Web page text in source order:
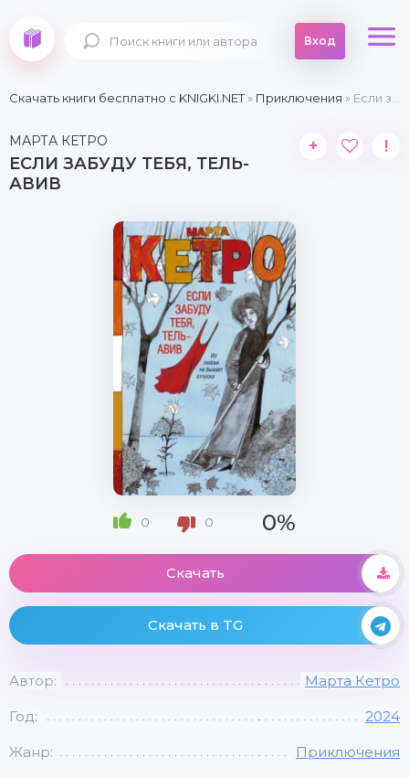
Вход
Скачать книги бесплатно c KNIGKI.NET» Приключения » Если забуду тебя, Тель-Авив
МАРТА КЕТРО
ЕСЛИ ЗАБУДУ ТЕБЯ, ТЕЛЬ-
АВИВ
+ !
0 0 0%
Скачать
Скачать в TG
Автор: Марта Кетро
Год: 2024
Жанр: Приключения